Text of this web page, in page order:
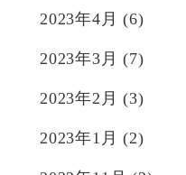
2023年4月 (6)
2023年3月 (7)
2023年2月 (3)
2023年1月 (2)